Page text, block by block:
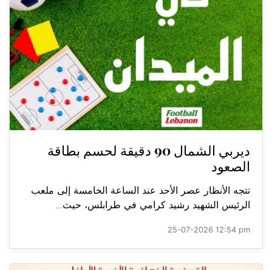
ديربي الشمال 90 دقيقة لحسم بطاقة
الصعود
تتجه الأنظار عصر الأحد عند الساعة الخامسة إلى ملعب
الرئيس الشهيد رشيد كرامي في طرابلس، حيث...
25-07-2026 12:54 pm